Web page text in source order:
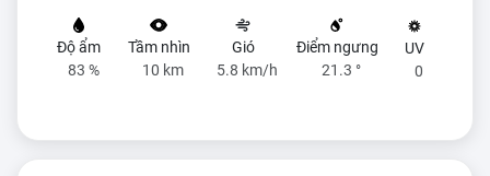
Độ ẩm
83 %
Tầm nhìn
10 km
Gió
5.8 km/h
Điểm ngưng
21.3 °
UV
0